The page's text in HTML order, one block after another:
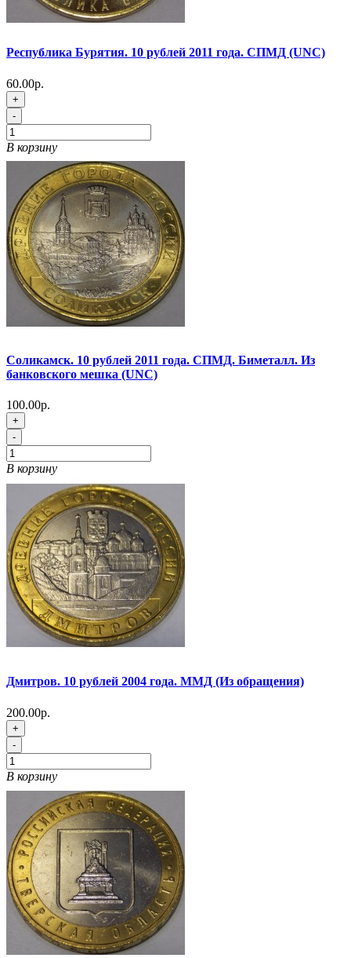
Республика Бурятия. 10 рублей 2011 года. СПМД (UNC)
60.00р.
+
-
В корзину
Соликамск. 10 рублей 2011 года. СПМД. Биметалл. Из
банковского мешка (UNC)
100.00р.
+
-
В корзину
Дмитров. 10 рублей 2004 года. ММД (Из обращения)
200.00р.
+
-
В корзину